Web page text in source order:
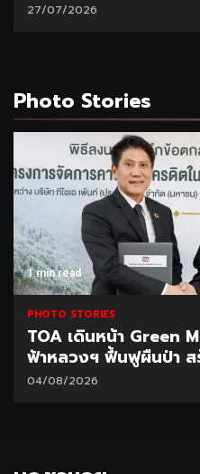
21/07/2026
Photo Stories
1 min read
PHOTO STORIES
CEO นำทีมผู้บริหาร
มอบนโยบายเร่งบริหา
31/07/2026